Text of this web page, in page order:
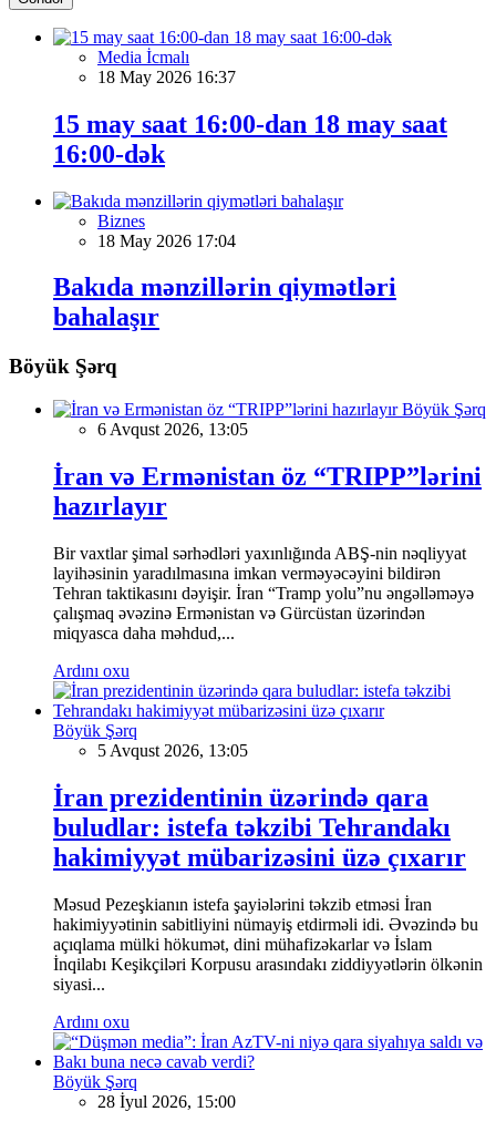
Media İcmalı
18 May 2026 16:37
15 may saat 16:00-dan 18 may saat
16:00-dək
Biznes
18 May 2026 17:04
Bakıda mənzillərin qiymətləri
bahalaşır
Böyük Şərq
Böyük Şərq
6 Avqust 2026, 13:05
İran və Ermənistan öz “TRIPP”lərini
hazırlayır
Bir vaxtlar şimal sərhədləri yaxınlığında ABŞ-nin nəqliyyat
layihəsinin yaradılmasına imkan verməyəcəyini bildirən
Tehran taktikasını dəyişir. İran “Tramp yolu”nu əngəlləməyə
çalışmaq əvəzinə Ermənistan və Gürcüstan üzərindən
miqyasca daha məhdud,...
Ardını oxu
Böyük Şərq
5 Avqust 2026, 13:05
İran prezidentinin üzərində qara
buludlar: istefa təkzibi Tehrandakı
hakimiyyət mübarizəsini üzə çıxarır
Məsud Pezeşkianın istefa şayiələrini təkzib etməsi İran
hakimiyyətinin sabitliyini nümayiş etdirməli idi. Əvəzində bu
açıqlama mülki hökumət, dini mühafizəkarlar və İslam
İnqilabı Keşikçiləri Korpusu arasındakı ziddiyyətlərin ölkənin
siyasi...
Ardını oxu
Böyük Şərq
28 İyul 2026, 15:00